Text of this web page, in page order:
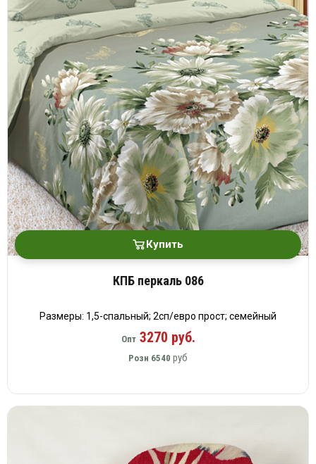
Купить
КПБ перкаль 086
Размеры: 1,5-спальный; 2сп/евро прост; семейный
Опт3270 руб.
Розн 6540 руб